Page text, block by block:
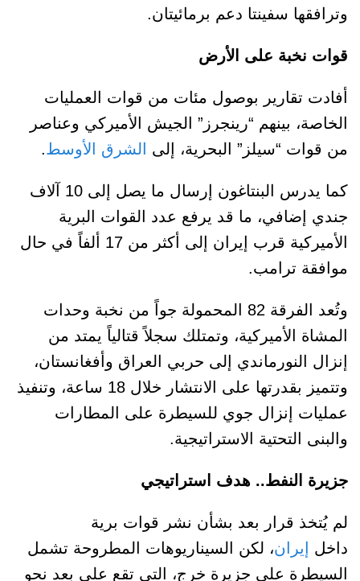
وترافقها سفينتا دعم برمائيتان.
قوات نخبة على الأرض
أفادت تقارير بوصول مئات من قوات العمليات
الخاصة، بينهم “رينجرز” الجيش الأميركي وعناصر
من قوات “سيلز” البحرية، إلى
الشرق الأوسط.
كما يدرس البنتاغون إرسال ما يصل إلى 10 آلاف
جندي إضافي، ما قد يرفع عدد القوات البرية
الأميركية قرب إيران إلى أكثر من 17 ألفاً في حال
موافقة ترامب.
وتُعد الفرقة 82 المحمولة جواً من نخبة وحدات
المشاة الأميركية، وتمتلك سجلاً قتالياً يمتد من
إنزال النورماندي إلى حربي العراق وأفغانستان،
وتتميز بقدرتها على الانتشار خلال 18 ساعة، وتنفيذ
عمليات إنزال جوي للسيطرة على المطارات
والبنى التحتية الاستراتيجية.
جزيرة النفط.. هدف استراتيجي
لم يُتخذ قرار بعد بشأن نشر قوات برية
داخل
إيران، لكن السيناريوهات المطروحة تشمل
السيطرة على جزيرة خرج، التي تقع على بعد نحو